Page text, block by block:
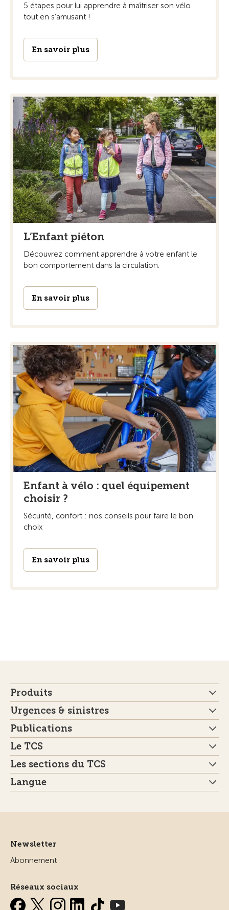
5 étapes pour lui apprendre à maîtriser son vélo
tout en s’amusant !
En savoir plus
L’Enfant piéton
Découvrez comment apprendre à votre enfant le
bon comportement dans la circulation.
En savoir plus
Enfant à vélo : quel équipement
choisir ?
Sécurité, confort : nos conseils pour faire le bon
choix
En savoir plus
Produits
Urgences & sinistres
Publications
Le TCS
Les sections du TCS
Langue
Newsletter
Abonnement
Réseaux sociaux